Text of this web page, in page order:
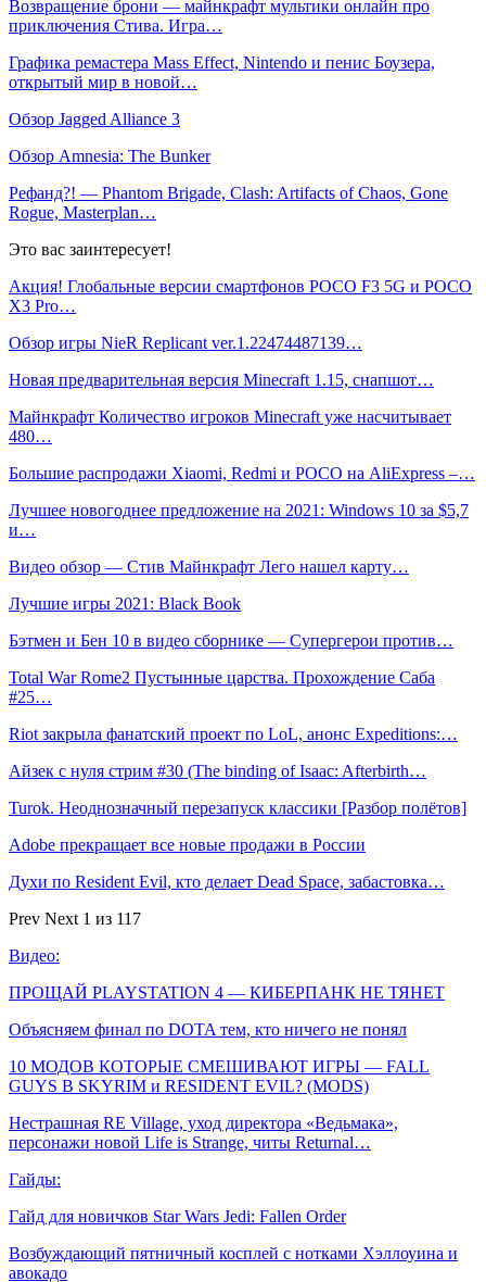
Возвращение брони — майнкрафт мультики онлайн про
приключения Стива. Игра…
Графика ремастера Mass Effect, Nintendo и пенис Боузера,
открытый мир в новой…
Обзор Jagged Alliance 3
Обзор Amnesia: The Bunker
Рефанд?! — Phantom Brigade, Clash: Artifacts of Chaos, Gone
Rogue, Masterplan…
Это вас заинтересует!
Акция! Глобальные версии смартфонов POCO F3 5G и POCO
X3 Pro…
Обзор игры NieR Replicant ver.1.22474487139…
Новая пред­ва­ритель­ная версия Minecraft 1.15, снапшот…
Майнкрафт Количество игроков Minecraft уже насчитывает
480…
Большие распродажи Xiaomi, Redmi и POCO на AliExpress –…
Лучшее новогоднее предложение на 2021: Windows 10 за $5,7
и…
Видео обзор — Стив Майнкрафт Лего нашел карту…
Лучшие игры 2021: Black Book
Бэтмен и Бен 10 в видео сборнике — Супергерои против…
Total War Rome2 Пустынные царства. Прохождение Саба
#25…
Riot закрыла фанатский проект по LoL, анонс Expeditions:…
Айзек с нуля стрим #30 (The binding of Isaac: Afterbirth…
Turok. Неоднозначный перезапуск классики [Разбор полётов]
Adobe прекращает все новые продажи в России
Духи по Resident Evil, кто делает Dead Space, забастовка…
Prev Next 1 из 117
Видео:
ПРОЩАЙ PLAYSTATION 4 — КИБЕРПАНК НЕ ТЯНЕТ
Объясняем финал по DOTA тем, кто ничего не понял
10 МОДОВ КОТОРЫЕ СМЕШИВАЮТ ИГРЫ — FALL
GUYS В SKYRIM и RESIDENT EVIL? (MODS)
Нестрашная RE Village, уход директора «Ведьмака»,
персонажи новой Life is Strange, читы Returnal…
Гайды:
Гайд для новичков Star Wars Jedi: Fallen Order
Возбуждающий пятничный косплей с нотками Хэллоуина и
авокадо